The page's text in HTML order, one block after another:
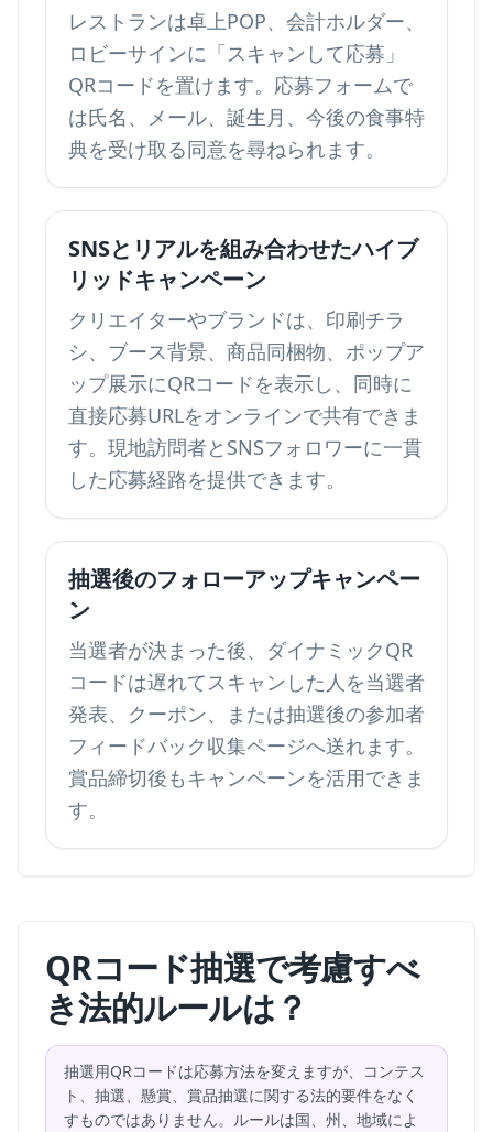
レストランは卓上POP、会計ホルダー、
ロビーサインに「スキャンして応募」
QRコードを置けます。応募フォームで
は氏名、メール、誕生月、今後の食事特
典を受け取る同意を尋ねられます。
SNSとリアルを組み合わせたハイブ
リッドキャンペーン
クリエイターやブランドは、印刷チラ
シ、ブース背景、商品同梱物、ポップア
ップ展示にQRコードを表示し、同時に
直接応募URLをオンラインで共有できま
す。現地訪問者とSNSフォロワーに一貫
した応募経路を提供できます。
抽選後のフォローアップキャンペー
ン
当選者が決まった後、ダイナミックQR
コードは遅れてスキャンした人を当選者
発表、クーポン、または抽選後の参加者
フィードバック収集ページへ送れます。
賞品締切後もキャンペーンを活用できま
す。
QRコード抽選で考慮すべ
き法的ルールは？
抽選用QRコードは応募方法を変えますが、コンテス
ト、抽選、懸賞、賞品抽選に関する法的要件をなく
すものではありません。ルールは国、州、地域によ